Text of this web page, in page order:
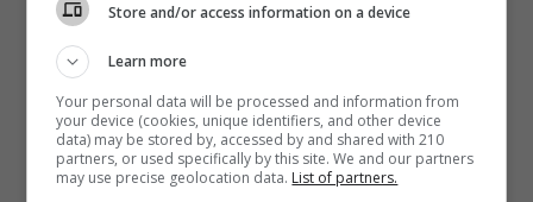
Store and/or access information on a device
Learn more
Your personal data will be processed and information from
your device (cookies, unique identifiers, and other device
data) may be stored by, accessed by and shared with 210
partners, or used specifically by this site. We and our partners
may use precise geolocation data. List of partners.